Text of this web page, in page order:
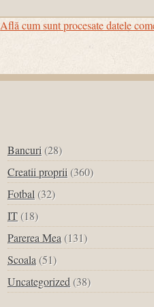
Află cum sunt procesate datele
Bancuri (28)
Creatii proprii (360)
Fotbal (32)
IT (18)
Parerea Mea (131)
Scoala (51)
Uncategorized (38)